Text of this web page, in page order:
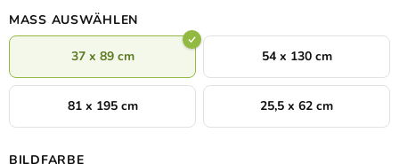
Sehenswürdigkeiten, nicht nur aus historischer, sondern auch
aus heutiger Sicht, sind so zusammen in einem originellen
Panorama zusammengefasst.
MASS AUSWÄHLEN
37 x 89 cm 54 x 130 cm
81 x 195 cm 25,5 x 62 cm
BILDFARBE